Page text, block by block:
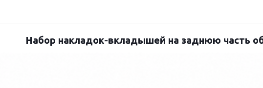
Набор накладок-вкладышей на заднюю часть